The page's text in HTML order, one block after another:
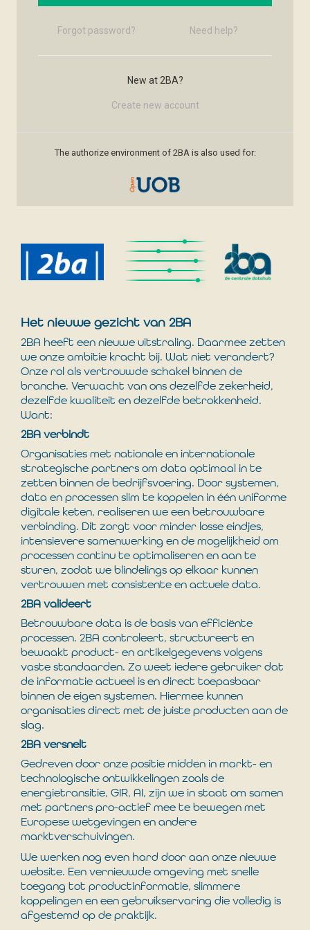
Forgot password? Need help?
New at 2BA?
Create new account
The authorize environment of 2BA is also used for:
Het nieuwe gezicht van 2BA
2BA heeft een nieuwe uitstraling. Daarmee zetten
we onze ambitie kracht bij. Wat niet verandert?
Onze rol als vertrouwde schakel binnen de
branche. Verwacht van ons dezelfde zekerheid,
dezelfde kwaliteit en dezelfde betrokkenheid.
Want:
2BA verbindt
Organisaties met nationale en internationale
strategische partners om data optimaal in te
zetten binnen de bedrijfsvoering. Door systemen,
data en processen slim te koppelen in één uniforme
digitale keten, realiseren we een betrouwbare
verbinding. Dit zorgt voor minder losse eindjes,
intensievere samenwerking en de mogelijkheid om
processen continu te optimaliseren en aan te
sturen, zodat we blindelings op elkaar kunnen
vertrouwen met consistente en actuele data.
2BA valideert
Betrouwbare data is de basis van efficiënte
processen. 2BA controleert, structureert en
bewaakt product- en artikelgegevens volgens
vaste standaarden. Zo weet iedere gebruiker dat
de informatie actueel is en direct toepasbaar
binnen de eigen systemen. Hiermee kunnen
organisaties direct met de juiste producten aan de
slag.
2BA versnelt
Gedreven door onze positie midden in markt- en
technologische ontwikkelingen zoals de
energietransitie, GIR, AI, zijn we in staat om samen
met partners pro-actief mee te bewegen met
Europese wetgevingen en andere
marktverschuivingen.
We werken nog even hard door aan onze nieuwe
website. Een vernieuwde omgeving met snelle
toegang tot productinformatie, slimmere
koppelingen en een gebruikservaring die volledig is
afgestemd op de praktijk.